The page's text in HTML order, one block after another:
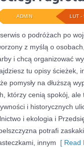
LUT -
ADMIN
o podróżach po
z myślą o
i chcą organizować
tu opisy ścieżek,
pomysły na dłuższą
którzy cenią spokój, ale
i historycznych
i ekologia i
potrafi
innym [ Read